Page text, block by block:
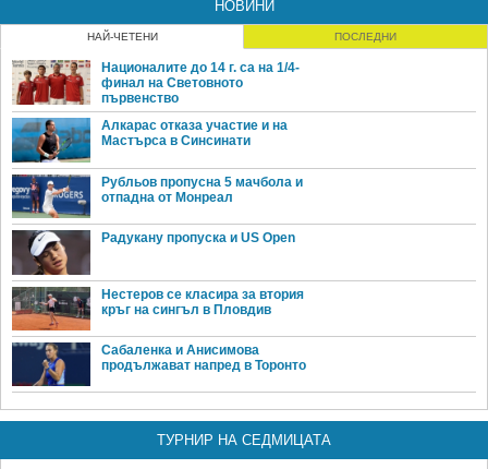
НОВИНИ
НАЙ-ЧЕТЕНИ ПОСЛЕДНИ
Националите до 14 г. са на 1/4-
финал на Световното
първенство
Алкарас отказа участие и на
Мастърса в Синсинати
Рубльов пропусна 5 мачбола и
отпадна от Монреал
Радукану пропуска и US Open
Нестеров се класира за втория
кръг на сингъл в Пловдив
Сабаленка и Анисимова
продължават напред в Торонто
ТУРНИР НА СЕДМИЦАТА